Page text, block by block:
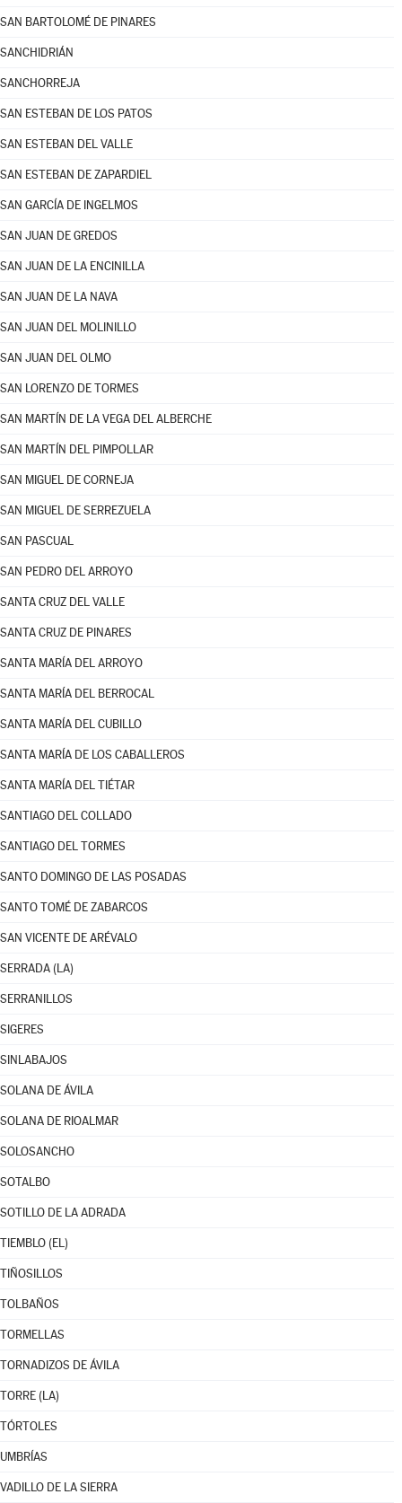
SAN BARTOLOMÉ DE PINARES
SANCHIDRIÁN
SANCHORREJA
SAN ESTEBAN DE LOS PATOS
SAN ESTEBAN DEL VALLE
SAN ESTEBAN DE ZAPARDIEL
SAN GARCÍA DE INGELMOS
SAN JUAN DE GREDOS
SAN JUAN DE LA ENCINILLA
SAN JUAN DE LA NAVA
SAN JUAN DEL MOLINILLO
SAN JUAN DEL OLMO
SAN LORENZO DE TORMES
SAN MARTÍN DE LA VEGA DEL ALBERCHE
SAN MARTÍN DEL PIMPOLLAR
SAN MIGUEL DE CORNEJA
SAN MIGUEL DE SERREZUELA
SAN PASCUAL
SAN PEDRO DEL ARROYO
SANTA CRUZ DEL VALLE
SANTA CRUZ DE PINARES
SANTA MARÍA DEL ARROYO
SANTA MARÍA DEL BERROCAL
SANTA MARÍA DEL CUBILLO
SANTA MARÍA DE LOS CABALLEROS
SANTA MARÍA DEL TIÉTAR
SANTIAGO DEL COLLADO
SANTIAGO DEL TORMES
SANTO DOMINGO DE LAS POSADAS
SANTO TOMÉ DE ZABARCOS
SAN VICENTE DE ARÉVALO
SERRADA (LA)
SERRANILLOS
SIGERES
SINLABAJOS
SOLANA DE ÁVILA
SOLANA DE RIOALMAR
SOLOSANCHO
SOTALBO
SOTILLO DE LA ADRADA
TIEMBLO (EL)
TIÑOSILLOS
TOLBAÑOS
TORMELLAS
TORNADIZOS DE ÁVILA
TORRE (LA)
TÓRTOLES
UMBRÍAS
VADILLO DE LA SIERRA